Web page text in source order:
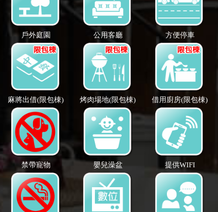
戶外庭園 公用客廳 方便停車
麻將出借(限包棟) 烤肉場地(限包棟) 借用廚房(限包棟)
禁帶寵物 嬰兒澡盆 提供WIFI